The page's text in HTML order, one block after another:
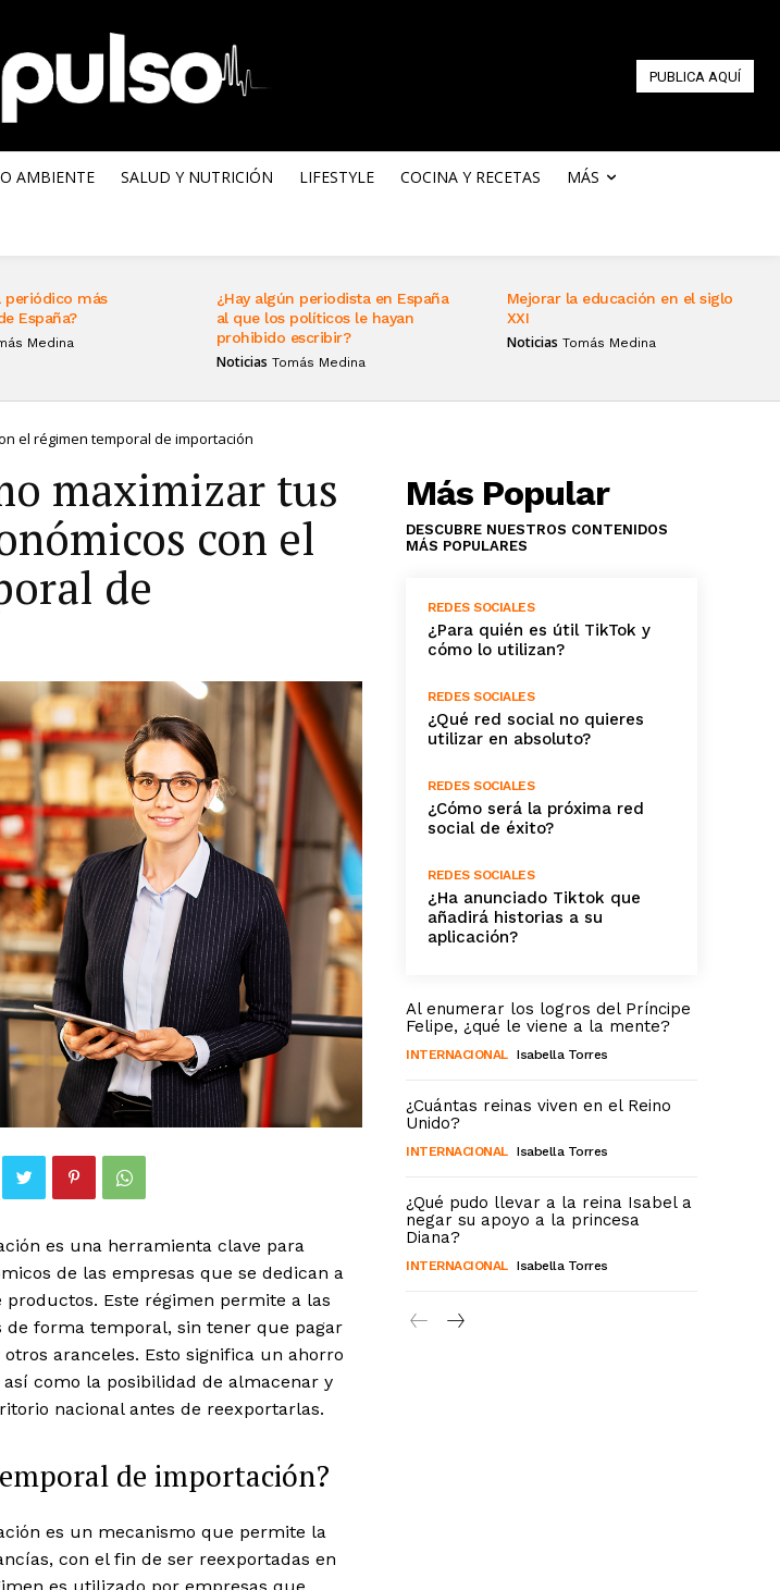
PUBLICA AQUÍ
AMBIENTE SALUD Y NUTRICIÓN LIFESTYLE COCINA Y RECETAS MÁS
periódico más
España?
Medina
¿Hay algún periodista en España
al que los políticos le hayan
prohibido escribir?
Noticias Tomás Medina
Mejorar la educación en el siglo
XXI
Noticias Tomás Medina
el régimen temporal de importación
maximizar tus
con el
de
es una herramienta clave para
de las empresas que se dedican a
Este régimen permite a las
forma temporal, sin tener que pagar
aranceles. Esto significa un ahorro
como la posibilidad de almacenar y
nacional antes de reexportarlas.
de importación?
es un mecanismo que permite la
con el fin de ser reexportadas en
Más Popular
DESCUBRE NUESTROS CONTENIDOS
MÁS POPULARES
REDES SOCIALES
¿Para quién es útil TikTok y
cómo lo utilizan?
REDES SOCIALES
¿Qué red social no quieres
utilizar en absoluto?
REDES SOCIALES
¿Cómo será la próxima red
social de éxito?
REDES SOCIALES
¿Ha anunciado Tiktok que
añadirá historias a su
aplicación?
Al enumerar los logros del Príncipe
Felipe, ¿qué le viene a la mente?
INTERNACIONAL Isabella Torres
¿Cuántas reinas viven en el Reino
Unido?
INTERNACIONAL Isabella Torres
¿Qué pudo llevar a la reina Isabel a
negar su apoyo a la princesa
Diana?
INTERNACIONAL Isabella Torres